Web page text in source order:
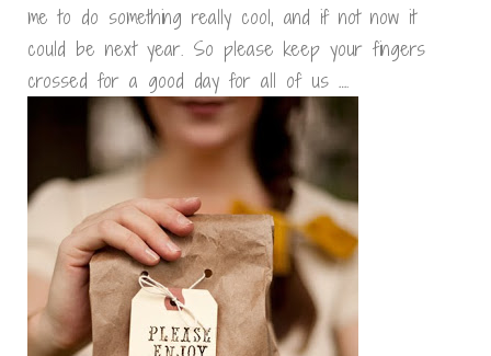
me to do something really cool, and if not now it
could be next year. So please keep your fingers
crossed for a good day for all of us ….